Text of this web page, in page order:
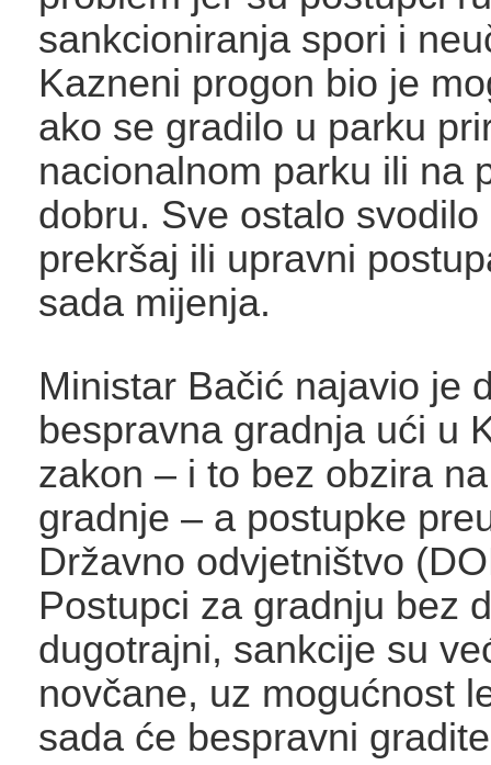
sankcioniranja spori i
Kazneni progon bio je
ako se gradilo u parku
nacionalnom parku ili na
dobru. Sve ostalo svodilo
prekršaj ili upravni
sada mijenja.
Ministar Bačić najavio je
bespravna gradnja ući u
zakon – i to bez obzira
gradnje – a postupke
Državno odvjetništvo
Postupci za gradnju bez
dugotrajni, sankcije su
novčane, uz mogućnost
sada će bespravni